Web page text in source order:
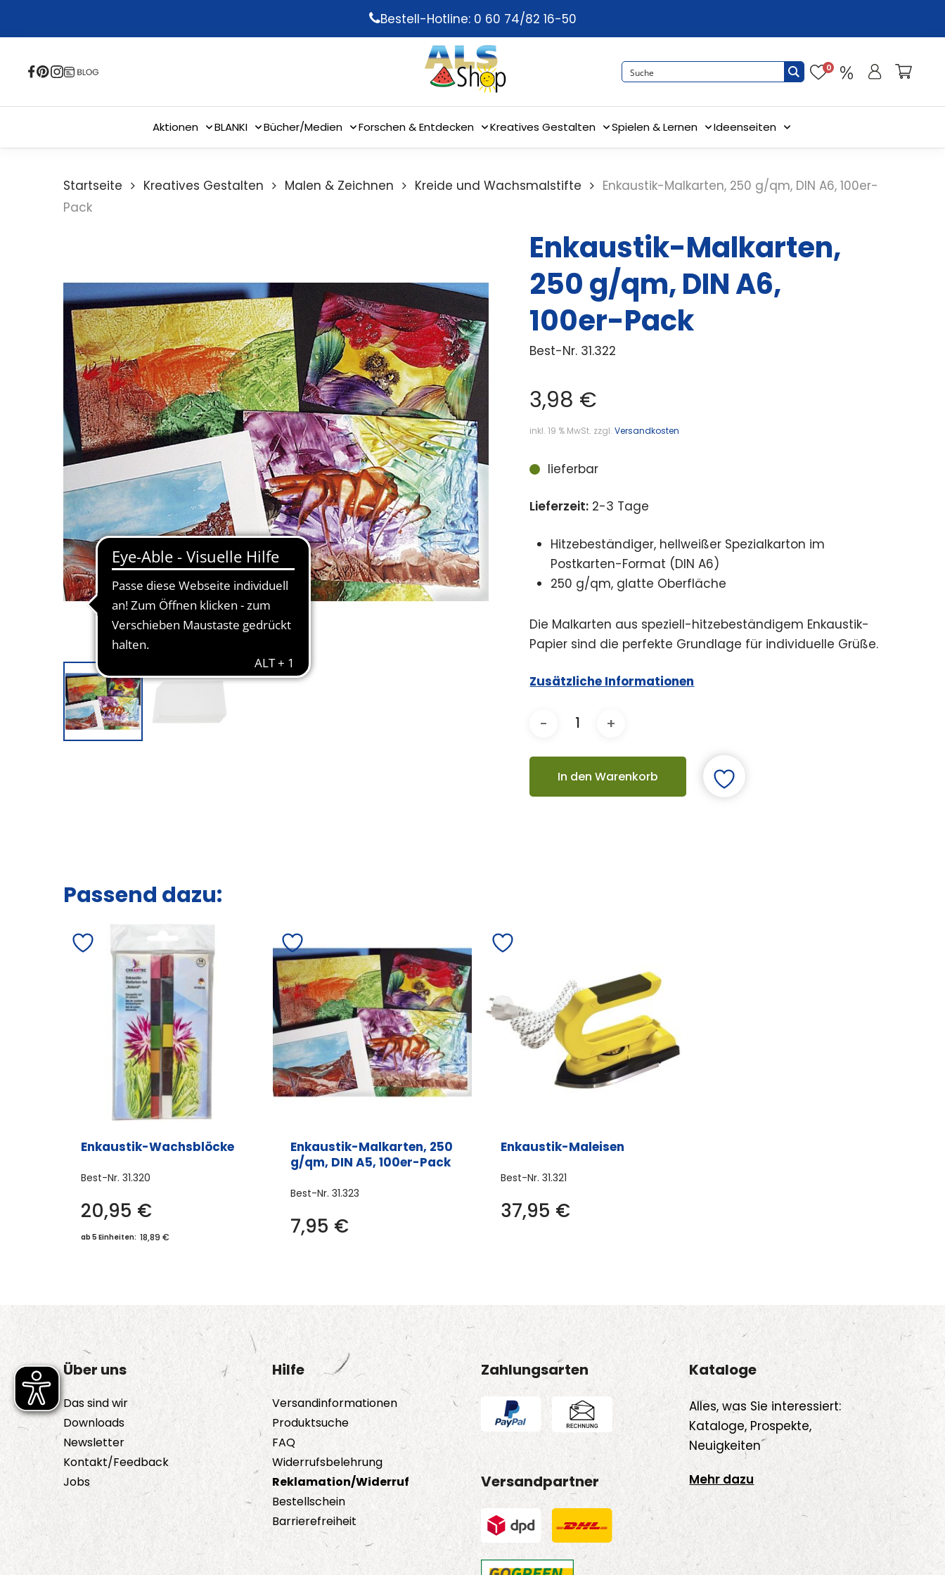
content
Bestell-Hotline: 0 60 74/82 16-50
0
Aktionen BLANKI Bücher/Medien Forschen & Entdecken Kreatives Gestalten Spielen & Lernen Ideenseiten
Startseite Kreatives Gestalten Malen & Zeichnen Kreide und Wachsmalstifte
Enkaustik-Malkarten, 250 g/qm, DIN A6, 100er-
Pack
Enkaustik-Malkarten,
250 g/qm, DIN A6,
100er-Pack
Best-Nr. 31.322
3,98 €
inkl. 19 % MwSt. zzgl.Versandkosten
lieferbar
Lieferzeit: 2-3 Tage
Hitzebeständiger, hellweißer Spezialkarton im
Postkarten-Format (DIN A6)
250 g/qm, glatte Oberfläche
Die Malkarten aus speziell-hitzebeständigem Enkaustik-
Papier sind die perfekte Grundlage für individuelle Grüße.
Zusätzliche Informationen
In den Warenkorb
Passend dazu:
Enkaustik-Wachsblöcke
Best-Nr. 31.320
20,95 €
ab 5 Einheiten: 18,89 €
Enkaustik-Malkarten, 250
g/qm, DIN A5, 100er-Pack
Best-Nr.31.323
7,95 €
Enkaustik-Maleisen
Best-Nr. 31.321
37,95 €
Über uns
Das sind wir
Downloads
Newsletter
Kontakt/Feedback
Jobs
Hilfe
Versandinformationen
Produktsuche
FAQ
Widerrufsbelehrung
Reklamation/Widerruf
Bestellschein
Barrierefreiheit
Zahlungsarten
Versandpartner
Kataloge
Alles, was Sie interessiert:
Kataloge, Prospekte,
Neuigkeiten
Mehr dazu